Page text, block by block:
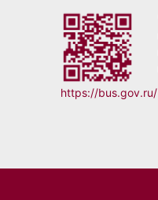
https://bus.gov.ru/